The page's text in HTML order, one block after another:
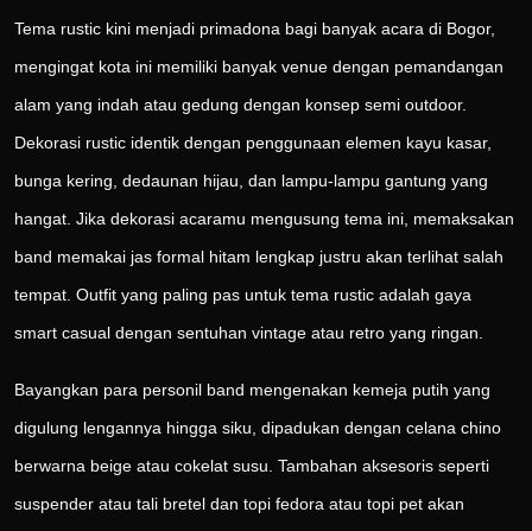
Tema rustic kini menjadi primadona bagi banyak acara di Bogor,
mengingat kota ini memiliki banyak venue dengan pemandangan
alam yang indah atau gedung dengan konsep semi outdoor.
Dekorasi rustic identik dengan penggunaan elemen kayu kasar,
bunga kering, dedaunan hijau, dan lampu-lampu gantung yang
hangat. Jika dekorasi acaramu mengusung tema ini, memaksakan
band memakai jas formal hitam lengkap justru akan terlihat salah
tempat. Outfit yang paling pas untuk tema rustic adalah gaya
smart casual dengan sentuhan vintage atau retro yang ringan.
Bayangkan para personil band mengenakan kemeja putih yang
digulung lengannya hingga siku, dipadukan dengan celana chino
berwarna beige atau cokelat susu. Tambahan aksesoris seperti
suspender atau tali bretel dan topi fedora atau topi pet akan